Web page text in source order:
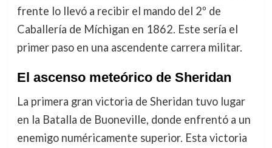
frente lo llevó a recibir el mando del 2º de
Caballería de Míchigan en 1862. Este sería el
primer paso en una ascendente carrera militar.
El ascenso meteórico de Sheridan
La primera gran victoria de Sheridan tuvo lugar
en la Batalla de Buoneville, donde enfrentó a un
enemigo numéricamente superior. Esta victoria